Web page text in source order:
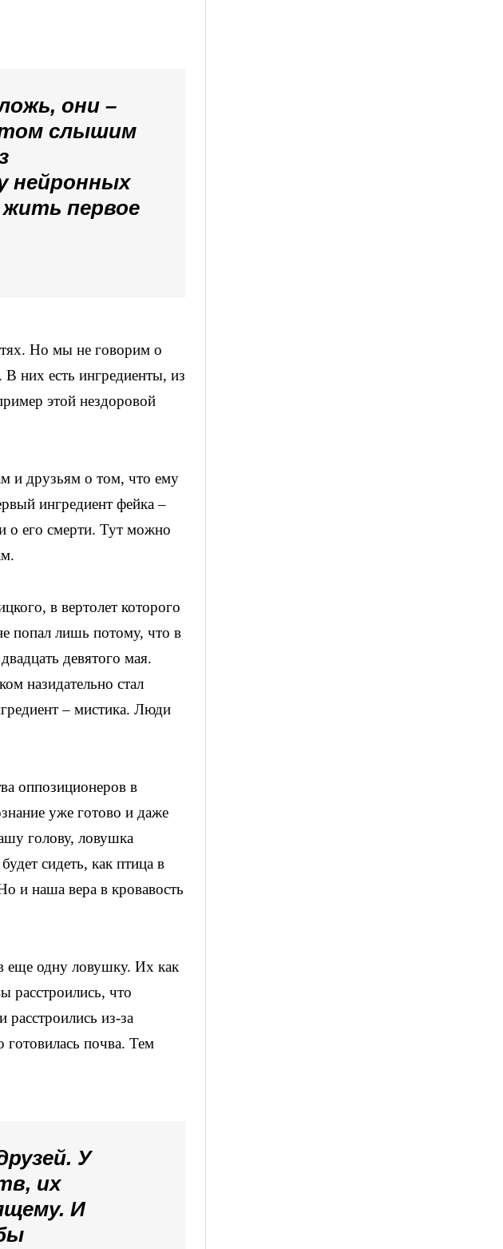
они –
слышим
нейронных
жить первое
Но мы не говорим о
них есть ингредиенты, из
этой нездоровой
и друзьям о том, что ему
ингредиент фейка –
о его смерти. Тут можно
в вертолет которого
попал лишь потому, что в
девятого мая.
назидательно стал
– мистика. Люди
оппозиционеров в
уже готово и даже
голову, ловушка
сидеть, как птица в
и наша вера в кровавость
еще одну ловушку. Их как
расстроились, что
из-за
почва. Тем
У
их
И